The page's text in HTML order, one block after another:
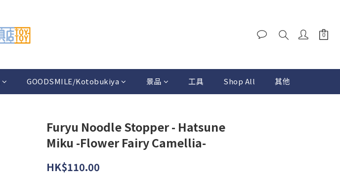
GOODSMILE/Kotobukiya 景品 工具 Shop All 其他
Furyu Noodle Stopper - Hatsune
Miku -Flower Fairy Camellia-
HK$110.00